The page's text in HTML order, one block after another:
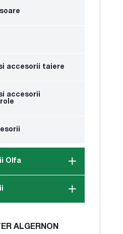
accesorii taiere
accesorii
Olfa
ALGERNON